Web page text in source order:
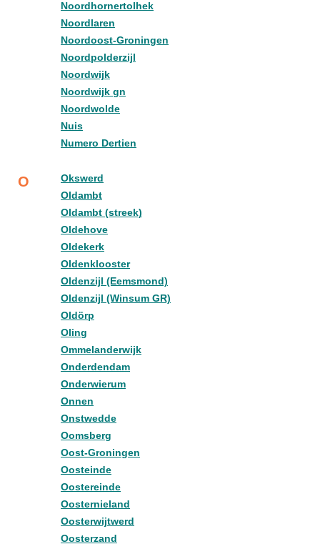
Noordhornertolhek
Noordlaren
Noordoost-Groningen
Noordpolderzijl
Noordwijk
Noordwijk gn
Noordwolde
Nuis
Numero Dertien
O
Okswerd
Oldambt
Oldambt (streek)
Oldehove
Oldekerk
Oldenklooster
Oldenzijl (Eemsmond)
Oldenzijl (Winsum GR)
Oldörp
Oling
Ommelanderwijk
Onderdendam
Onderwierum
Onnen
Onstwedde
Oomsberg
Oost-Groningen
Oosteinde
Oostereinde
Oosternieland
Oosterwijtwerd
Oosterzand